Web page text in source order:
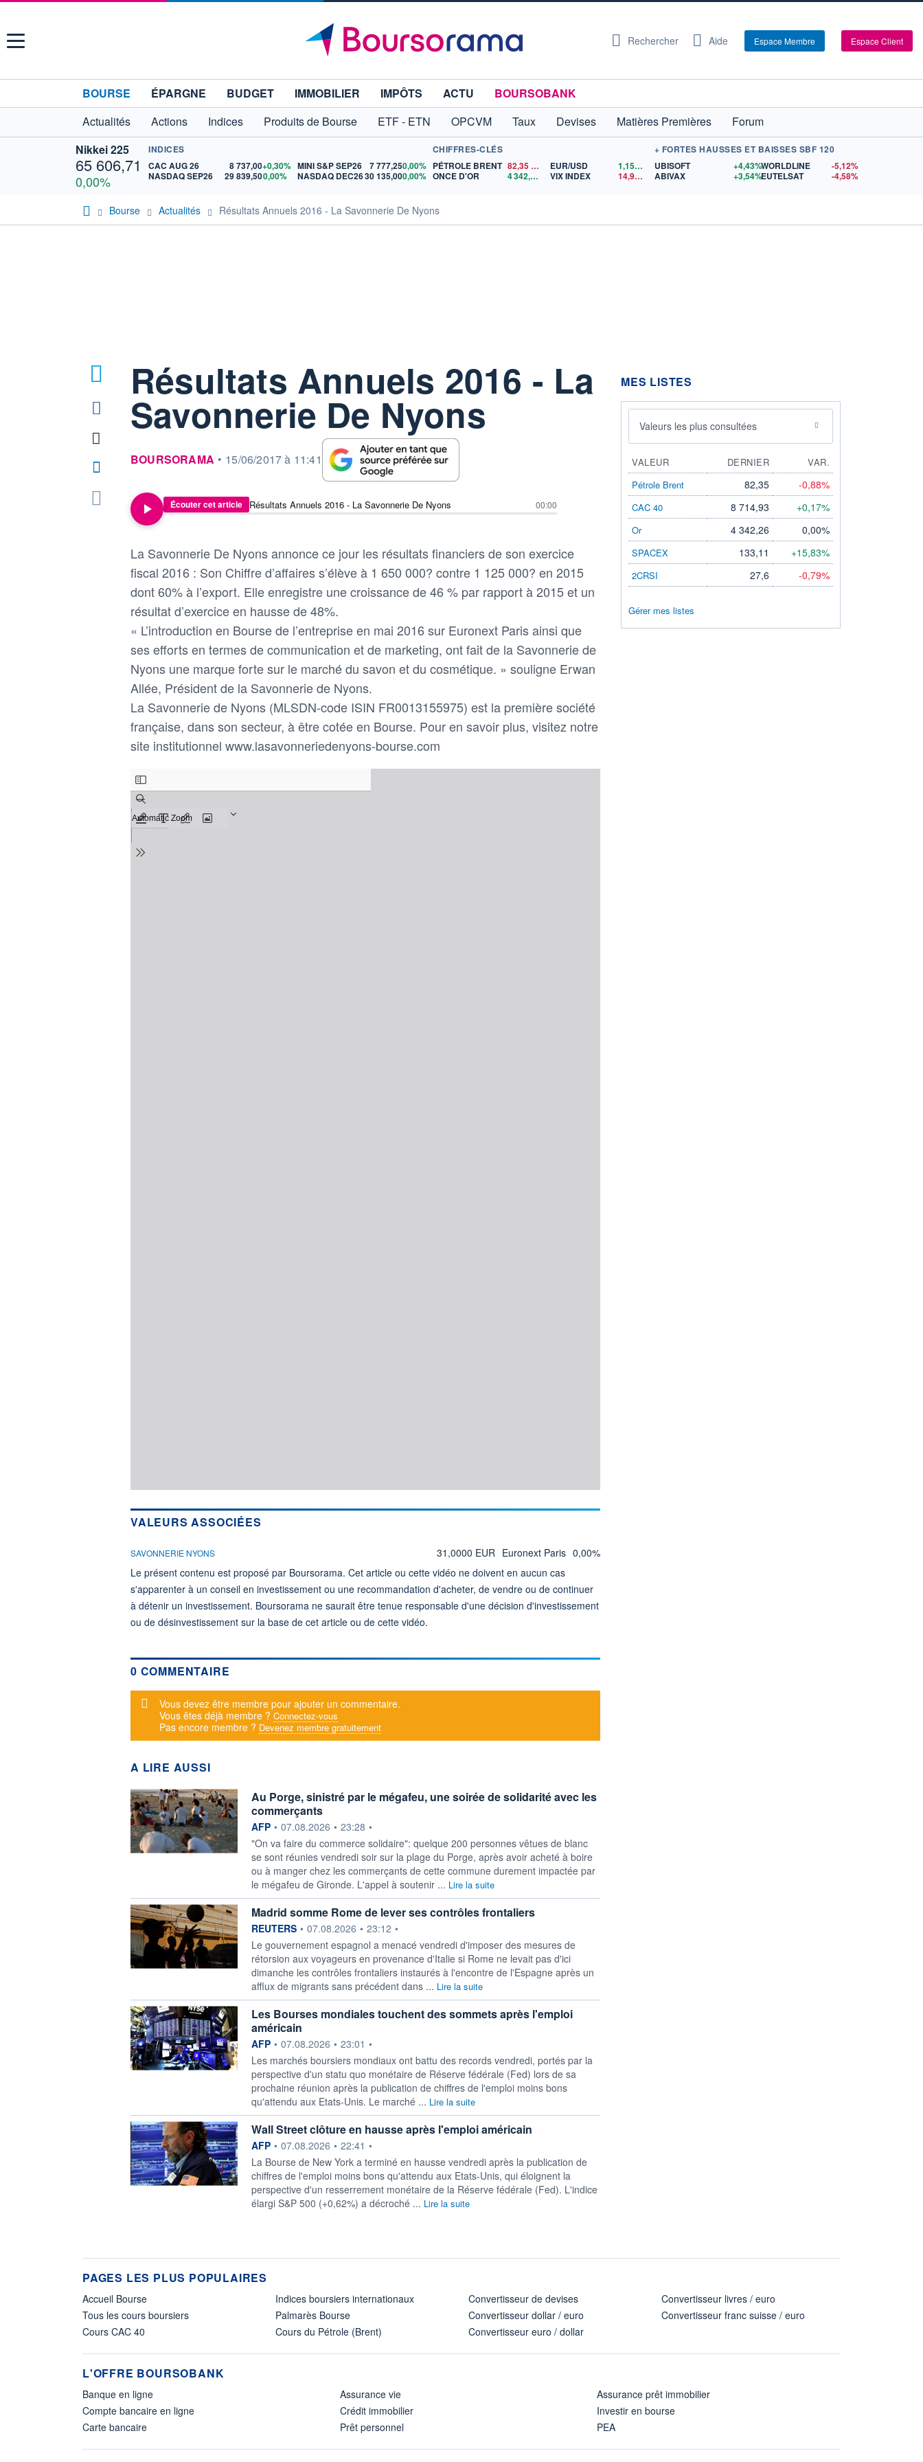
Menu Rechercher Aide Espace Membre Espace Client
BOURSE ÉPARGNE BUDGET IMMOBILIER IMPÔTS ACTU
BOURSOBANK
Actualités
Actions Indices Produits de Bourse ETF - ETN OPCVM Taux Devises Matières Premières
Forum
Nikkei 225
65 606,71
0,00%
INDICES
CAC AUG 26
8 737,00+0,30%
NASDAQ SEP26
29 839,500,00%
MINI S&P SEP26 7 777,250,00%
NASDAQ DEC2630 135,000,00%
CHIFFRES-CLÉS
PÉTROLE BRENT 82,35
ONCE D'OR
4 342,26 $US
EUR/USD 1,1559
$US
VIX INDEX
14,90$US
+ FORTES HAUSSES ET BAISSES SBF 120
UBISOFT
+4,43%
ABIVAX
+3,54%
WORLDLINE
-5,12%
EUTELSAT
-4,58%
Bourse Actualités Résultats Annuels 2016 - La Savonnerie De Nyons
Résultats Annuels 2016 - La
Savonnerie De Nyons
information fournie par
BOURSORAMA • 15/06/2017 à 11:41
Écouter cet article Résultats Annuels 2016 - La Savonnerie De Nyons 00:00
La Savonnerie De Nyons annonce ce jour les résultats financiers de son exercice
fiscal 2016 : Son Chiffre d’affaires s’élève à 1 650 000? contre 1 125 000? en 2015
dont 60% à l’export. Elle enregistre une croissance de 46 % par rapport à 2015 et un
résultat d’exercice en hausse de 48%.
« L’introduction en Bourse de l’entreprise en mai 2016 sur Euronext Paris ainsi que
ses efforts en termes de communication et de marketing, ont fait de la Savonnerie de
Nyons une marque forte sur le marché du savon et du cosmétique. » souligne Erwan
Allée, Président de la Savonnerie de Nyons.
La Savonnerie de Nyons (MLSDN-code ISIN FR0013155975) est la première société
française, dans son secteur, à être cotée en Bourse. Pour en savoir plus, visitez notre
site institutionnel www.lasavonneriedenyons-bourse.com
VALEURS ASSOCIÉES
SAVONNERIE NYONS 31,0000 EUR Euronext Paris 0,00%
Le présent contenu est proposé par Boursorama. Cet article ou cette vidéo ne doivent en aucun cas
s'apparenter à un conseil en investissement ou une recommandation d'acheter, de vendre ou de continuer
à détenir un investissement. Boursorama ne saurait être tenue responsable d'une décision d'investissement
ou de désinvestissement sur la base de cet article ou de cette vidéo.
0 COMMENTAIRE
Message d'alerte
Vous devez être membre pour ajouter un commentaire.
Vous êtes déjà membre ? Connectez-vous
Pas encore membre ? Devenez membre gratuitement
A LIRE AUSSI
Au Porge, sinistré par le mégafeu, une soirée de solidarité avec les
commerçants
information fournie par
AFP • 07.08.2026 • 23:28 •
"On va faire du commerce solidaire": quelque 200 personnes vêtues de blanc
se sont réunies vendredi soir sur la plage du Porge, après avoir acheté à boire
ou à manger chez les commerçants de cette commune durement impactée par
le mégafeu de Gironde. L'appel à soutenir ... Lire la suite
Madrid somme Rome de lever ses contrôles frontaliers
information fournie par
REUTERS • 07.08.2026 • 23:12 •
Le gouvernement espagnol a menacé vendredi ‌d'imposer des mesures de
rétorsion aux voyageurs en provenance d'Italie si Rome ne levait ​pas d'ici
dimanche les contrôles frontaliers instaurés à l'encontre de l'Espagne après un
afflux de migrants sans précédent dans ... Lire la suite
Les Bourses mondiales touchent des sommets après l'emploi
américain
information fournie par
AFP • 07.08.2026 • 23:01 •
Les marchés boursiers mondiaux ont battu des records vendredi, portés par la
perspective d'un statu quo monétaire de Réserve fédérale (Fed) lors de sa
prochaine réunion après la publication de chiffres de l'emploi moins bons
qu'attendu aux Etats-Unis. Le marché ... Lire la suite
Wall Street clôture en hausse après l'emploi américain
information fournie par
AFP • 07.08.2026 • 22:41 •
La Bourse de New York a terminé en hausse vendredi après la publication de
chiffres de l'emploi moins bons qu'attendu aux Etats-Unis, qui éloignent la
perspective d'un resserrement monétaire de la Réserve fédérale (Fed). L'indice
élargi S&P 500 (+0,62%) a décroché ... Lire la suite
MES LISTES
Valeurs les plus consultées
VALEUR DERNIER
VAR.
Pétrole Brent
82,35 -0,88%
CAC 40 8 714,93 +0,17%
Or 4 342,26 0,00%
SPACEX 133,11 +15,83%
2CRSI 27,6 -0,79%
Gérer mes listes
PAGES LES PLUS POPULAIRES
Accueil Bourse
Tous les cours boursiers
Cours CAC 40
Indices boursiers internationaux
Palmarès Bourse
Cours du Pétrole (Brent)
Convertisseur de devises
Convertisseur dollar / euro
Convertisseur euro / dollar
Convertisseur livres / euro
Convertisseur franc suisse / euro
L'OFFRE BOURSOBANK
Banque en ligne
Compte bancaire en ligne
Carte bancaire
Assurance vie
Crédit immobilier
Prêt personnel
Assurance prêt immobilier
Investir en bourse
PEA